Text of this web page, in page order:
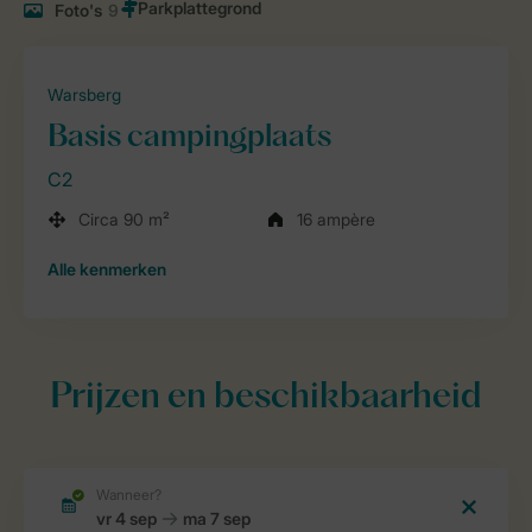
Foto's 9
Warsberg
Basis campingplaats
C2
Circa 90 m² 16 ampère
Alle kenmerken
Prijzen en beschikbaarheid